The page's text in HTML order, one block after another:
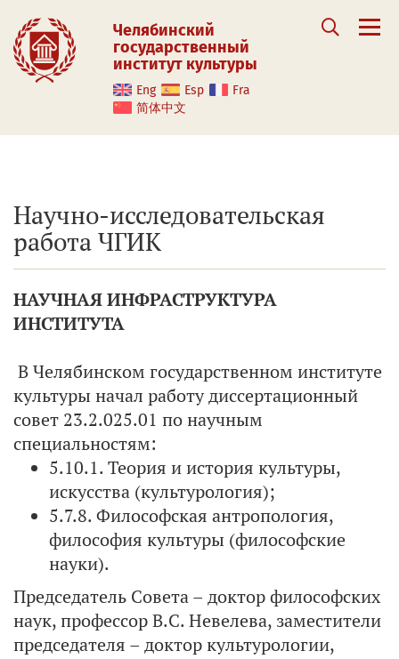
Челябинский
государственный
институт культуры
Eng Esp
Fra
简体中文
Научно-исследовательская
работа ЧГИК
НАУЧНАЯ ИНФРАСТРУКТУРА
ИНСТИТУТА
В Челябинском государственном институте
культуры начал работу диссертационный
совет 23.2.025.01 по научным
специальностям:
5.10.1. Теория и история культуры,
искусства (культурология);
5.7.8. Философская антропология,
философия культуры (философские
науки).
Председатель Совета – доктор философских
наук, профессор В.С. Невелева, заместители
председателя – доктор культурологии,